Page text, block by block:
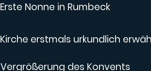
Erste Nonne in Rumbeck
Kirche erstmals urkundlich
Vergrößerung des Konvents